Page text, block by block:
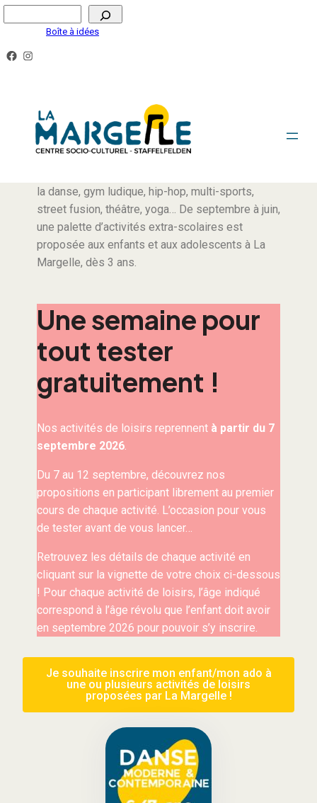
Boîte à idées
ACTIVITÉS DE LOISIRS ENFANTS & ADOS
la danse, gym ludique, hip-hop, multi-sports,
street fusion, théâtre, yoga… De septembre à juin,
une palette d’activités extra-scolaires est
proposée aux enfants et aux adolescents à La
Margelle, dès 3 ans.
Une semaine pour
tout tester
gratuitement !
Nos activités de loisirs reprennent à partir du 7
septembre 2026
Du 7 au 12 septembre, découvrez nos
propositions en participant librement au premier
cours de chaque activité. L’occasion pour vous
de tester avant de vous lancer…
Retrouvez les détails de chaque activité en
cliquant sur la vignette de votre choix ci-dessous
! Pour chaque activité de loisirs, l’âge indiqué
correspond à l’âge révolu que l’enfant doit avoir
en septembre 2026 pour pouvoir s’y inscrire.
Je souhaite inscrire mon enfant/mon ado à
une ou plusieurs activités de loisirs
proposées par La Margelle !